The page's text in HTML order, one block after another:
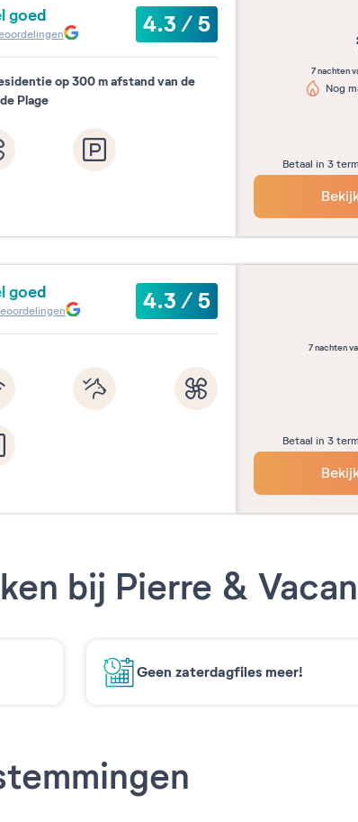
goed 4.3/5
op 300 m afstand van de
Plage
7 nachten
Nog
Betaal in 3
goed 4.3/5
7 nachten
Betaal in 3
bij Pierre &
Geen zaterdagfiles meer!